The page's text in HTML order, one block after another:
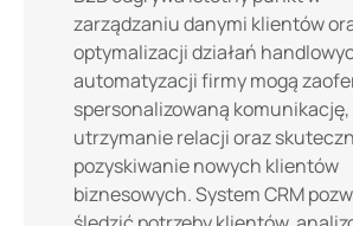
zarządzaniu danymi klientów
optymalizacji działań
automatyzacji firmy mogą
spersonalizowaną komunikację,
utrzymanie relacji oraz
pozyskiwanie nowych klientów
biznesowych. System CRM